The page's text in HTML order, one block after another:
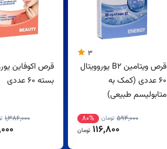
3
قرص ویتامین B2 یوروویتال
60 عددی (کمک به
متابولیسم طبیعی)
594,000 تومان 80%
116,800 تومان
قرص اکوفاین
بسته 60 عددی
1,386,000